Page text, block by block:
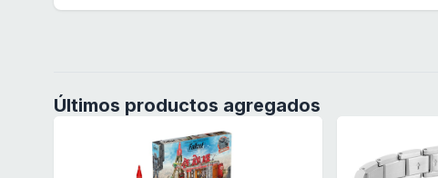
Últimos productos agregados